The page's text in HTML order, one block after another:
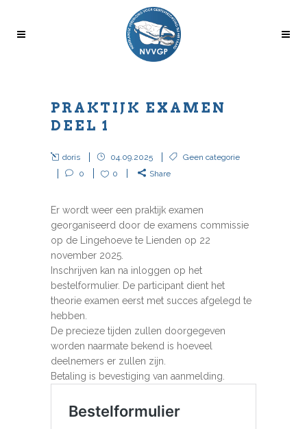
PRAKTIJK EXAMEN
DEEL 1
doris 04.09.2025
Geen categorie
0
0 Share
Er wordt weer een praktijk examen
georganiseerd door de examens commissie
op de Lingehoeve te Lienden op 22
november 2025.
Inschrijven kan na inloggen op het
bestelformulier. De participant dient het
theorie examen eerst met succes afgelegd te
hebben.
De precieze tijden zullen doorgegeven
worden naarmate bekend is hoeveel
deelnemers er zullen zijn.
Betaling is bevestiging van aanmelding.